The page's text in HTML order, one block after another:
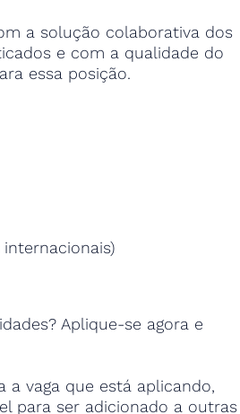
a solução colaborativa dos
e com a qualidade do
essa posição.
Aplique-se agora e
a vaga que está aplicando,
para ser adicionado a outras